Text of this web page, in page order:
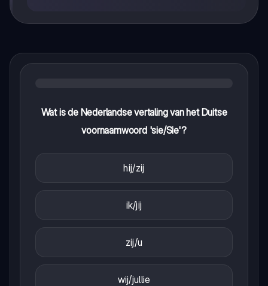
Wat is de Nederlandse vertaling van het Duitse
voornaamwoord 'sie/Sie'?
hij/zij
ik/jij
zij/u
wij/jullie